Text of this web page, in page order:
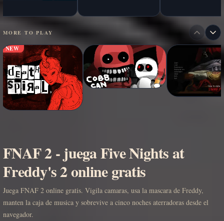
MORE TO PLAY
NEW
FNAF 2 - juega Five Nights at
Freddy's 2 online gratis
Juega FNAF 2 online gratis. Vigila camaras, usa la mascara de Freddy,
manten la caja de musica y sobrevive a cinco noches aterradoras desde el
navegador.